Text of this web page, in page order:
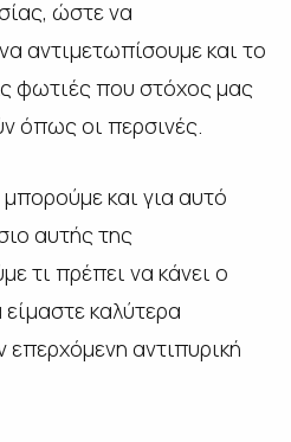
ώστε να
αντιμετωπίσουμε και το
φωτιές που στόχος μας
όπως οι περσινές.
και για αυτό
αυτής της
τι πρέπει να κάνει ο
καλύτερα
αντιπυρική